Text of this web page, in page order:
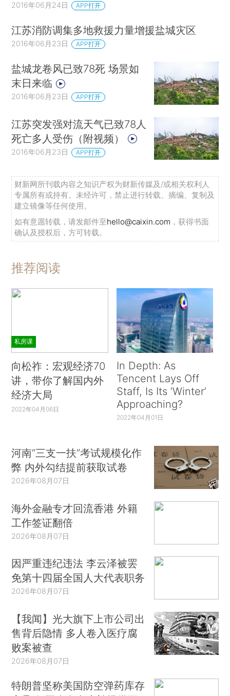
2016年06月24日 APP打开
江苏消防调集多地救援力量增援盐城灾区
2016年06月23日 APP打开
盐城龙卷风已致78死 场景如
末日来临
2016年06月23日 APP打开
江苏突发强对流天气已致78人
死亡多人受伤（附视频）
2016年06月23日 APP打开
财新网所刊载内容之知识产权为财新传媒及/或相关权利人
专属所有或持有。未经许可，禁止进行转载、摘编、复制及
建立镜像等任何使用。
如有意愿转载，请发邮件至hello@caixin.com ，获得书面
确认及授权后，方可转载。
推荐阅读
私房课
向松祚：宏观经济70
讲，带你了解国内外
经济大局
2022年04月06日
In Depth: As
Tencent Lays Off
Staff, Is Its ‘Winter’
Approaching?
2022年04月01日
河南“三支一扶”考试规模化作
弊 内外勾结提前获取试卷
2026年08月07日
海外金融专才回流香港 外籍
工作签证翻倍
2026年08月07日
因严重违纪违法 李云泽被罢
免第十四届全国人大代表职务
2026年08月07日
【我闻】光大旗下上市公司出
售背后隐情 多人卷入医疗腐
败案被查
2026年08月07日
特朗普坚称美国防空弹药库存